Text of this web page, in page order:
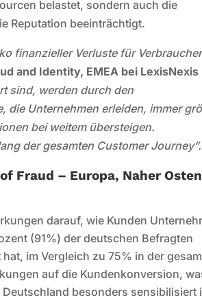
belastet, sondern auch die
Reputation beeinträchtigt.
finanzieller Verluste für
and Identity, EMEA bei LexisNexis
sind, werden durch den
die Unternehmen erleiden, immer
bei weitem übersteigen.
der gesamten Customer Journey”.
Fraud – Europa, Naher Osten
darauf, wie Kunden
(91%) der deutschen Befragten
im Vergleich zu 75% in der
auf die Kundenkonversion,
besonders sensibilisiert